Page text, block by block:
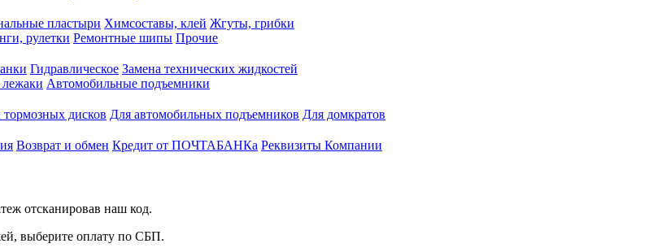
пластыри Химсоставы, клей Жгуты, грибки
рулетки Ремонтные шипы Прочие
Гидравлическое Замена технических жидкостей
лежаки Автомобильные подъемники
дисков Для автомобильных подъемников Для домкратов
Возврат и обмен Кредит от ПОЧТАБАНКа Реквизиты Компании
отсканировав наш код.
выберите оплату по СБП.